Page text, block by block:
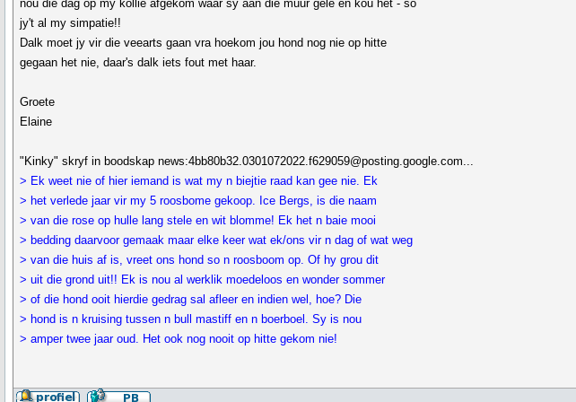
nou die dag op my kollie afgekom waar sy aan die muur gelê en kou het - so
jy't al my simpatie!!
Dalk moet jy vir die veearts gaan vra hoekom jou hond nog nie op hitte
gegaan het nie, daar's dalk iets fout met haar.
Groete
Elaine
"Kinky" skryf in boodskap news:4bb80b32.0301072022.f629059@posting.google.com...
> Ek weet nie of hier iemand is wat my n biejtie raad kan gee nie. Ek
> het verlede jaar vir my 5 roosbome gekoop. Ice Bergs, is die naam
> van die rose op hulle lang stele en wit blomme! Ek het n baie mooi
> bedding daarvoor gemaak maar elke keer wat ek/ons vir n dag of wat weg
> van die huis af is, vreet ons hond so n roosboom op. Of hy grou dit
> uit die grond uit!! Ek is nou al werklik moedeloos en wonder sommer
> of die hond ooit hierdie gedrag sal afleer en indien wel, hoe? Die
> hond is n kruising tussen n bull mastiff en n boerboel. Sy is nou
> amper twee jaar oud. Het ook nog nooit op hitte gekom nie!